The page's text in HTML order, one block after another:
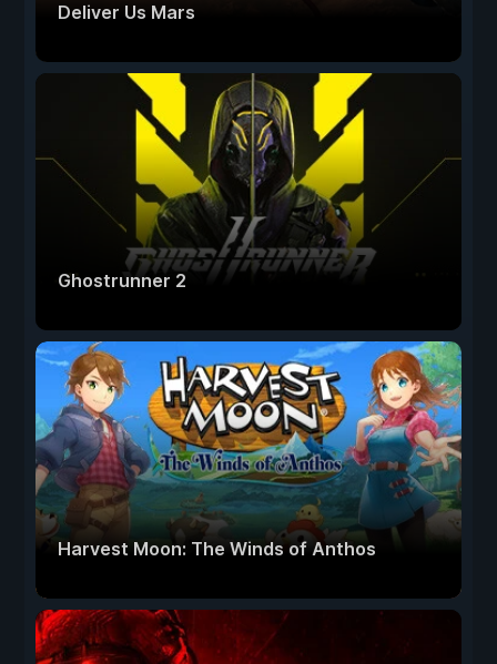
Deliver Us Mars
Ghostrunner 2
Harvest Moon: The Winds of Anthos